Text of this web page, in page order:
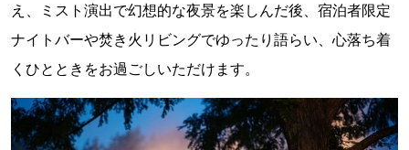
え、ミスト演出で幻想的な夜景を楽しんだ後、宿泊者限定
ナイトバーや焚き火リビングでゆったり語らい、心落ち着
くひとときをお過ごしいただけます。